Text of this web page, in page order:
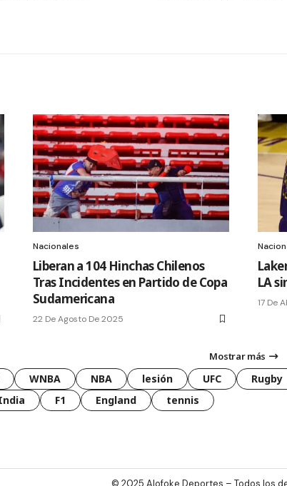
Nacionales
Liberan a 104 Hinchas Chilenos
Tras Incidentes en Partido de Copa
Sudamericana
22 De Agosto De 2025
LA
17 De
Mostrar más
WNBA NBA lesión UFC Rugby
F1 England tennis
© 2025 Alofoke Deportes – Todos los